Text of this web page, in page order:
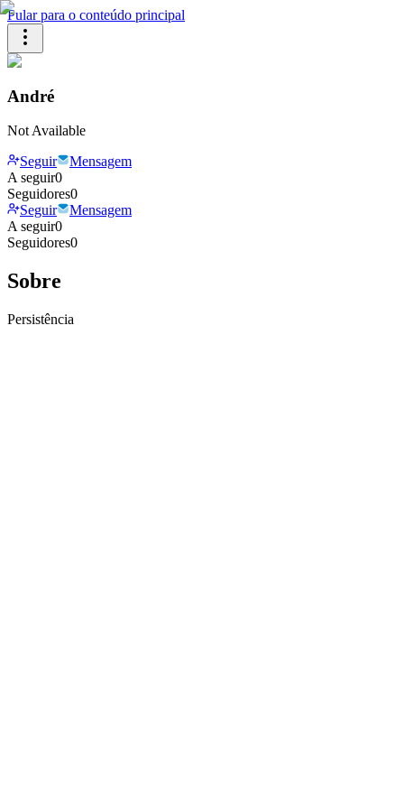
Pular para o conteúdo principal
André
Not Available
Seguir
Mensagem
A seguir0
Seguidores0
Seguir
Mensagem
A seguir0
Seguidores0
Sobre
Persistência